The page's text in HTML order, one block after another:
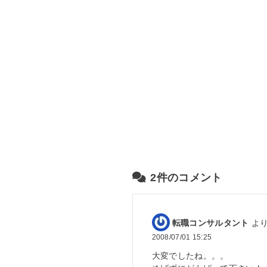
2件のコメント
転職コンサルタント よ
2008/07/01 15:25
大変でしたね。。。